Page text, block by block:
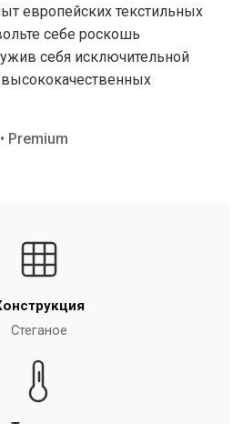
европейских текстильных
себе роскошь
себя исключительной
Premium
Стеганое